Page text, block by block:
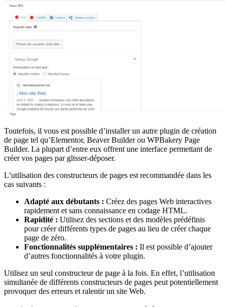
Toutefois, il vous est possible d’installer un autre plugin de création
de page tel qu’Elementor, Beaver Builder ou WPBakery Page
Builder. La plupart d’entre eux offrent une interface permettant de
créer vos pages par glisser-déposer.
L’utilisation des constructeurs de pages est recommandée dans les
cas suivants :
Adapté aux débutants : Créez des pages Web interactives
rapidement et sans connaissance en codage HTML.
Rapidité : Utilisez des sections et des modèles prédéfinis
pour créer différents types de pages au lieu de créer chaque
page de zéro.
Fonctionnalités supplémentaires : Il est possible d’ajouter
d’autres fonctionnalités à votre plugin.
Utilisez un seul constructeur de page à la fois. En effet, l’utilisation
simultanée de différents constructeurs de pages peut potentiellement
provoquer des erreurs et ralentir un site Web.